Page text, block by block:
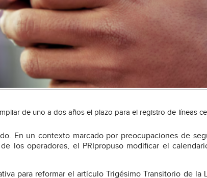
de uno a dos años el plazo para el registro de líneas
En un contexto marcado por preocupaciones de
los operadores, el PRIpropuso modificar el
para reformar el artículo Trigésimo Transitorio de la